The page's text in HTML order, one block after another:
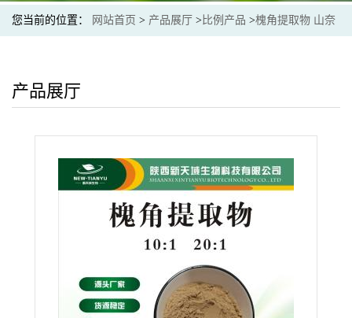
您当前的位置： 网站首页 > 产品展厅 > 比例产品 >槐角提取物 山奈
产品展厅